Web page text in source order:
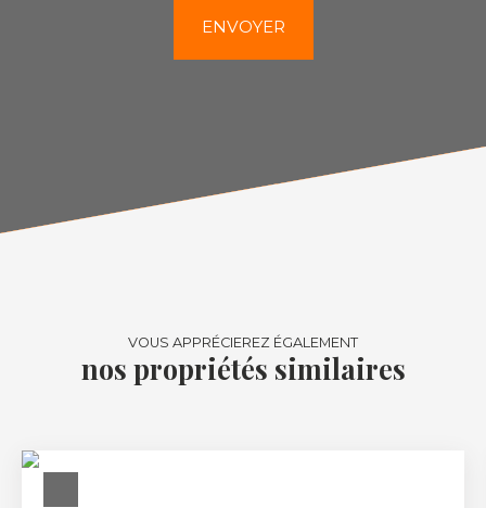
ENVOYER
VOUS APPRÉCIEREZ ÉGALEMENT
nos propriétés similaires